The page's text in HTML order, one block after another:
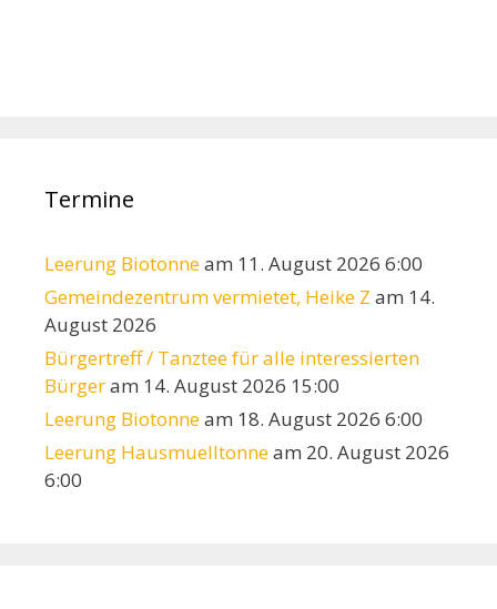
Termine
Leerung Biotonneam 11. August 2026 6:00
Gemeindezentrum vermietet, Heike Z am 14.
August 2026
Bürgertreff / Tanztee für alle interessierten
Bürgeram 14. August 2026 15:00
Leerung Biotonneam 18. August 2026 6:00
Leerung Hausmuelltonneam 20. August 2026
6:00